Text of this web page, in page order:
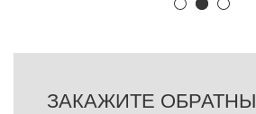
ЗАКАЖИТЕ